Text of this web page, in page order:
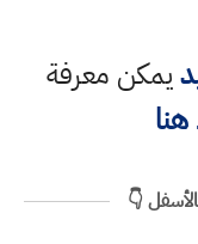
يمكن معرفة
👇